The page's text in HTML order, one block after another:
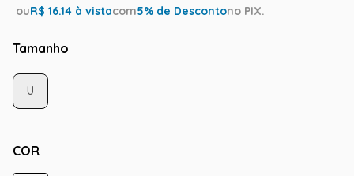
ouR$ 16.14 à vistacom5% de Descontono PIX.
Tamanho
COR
U